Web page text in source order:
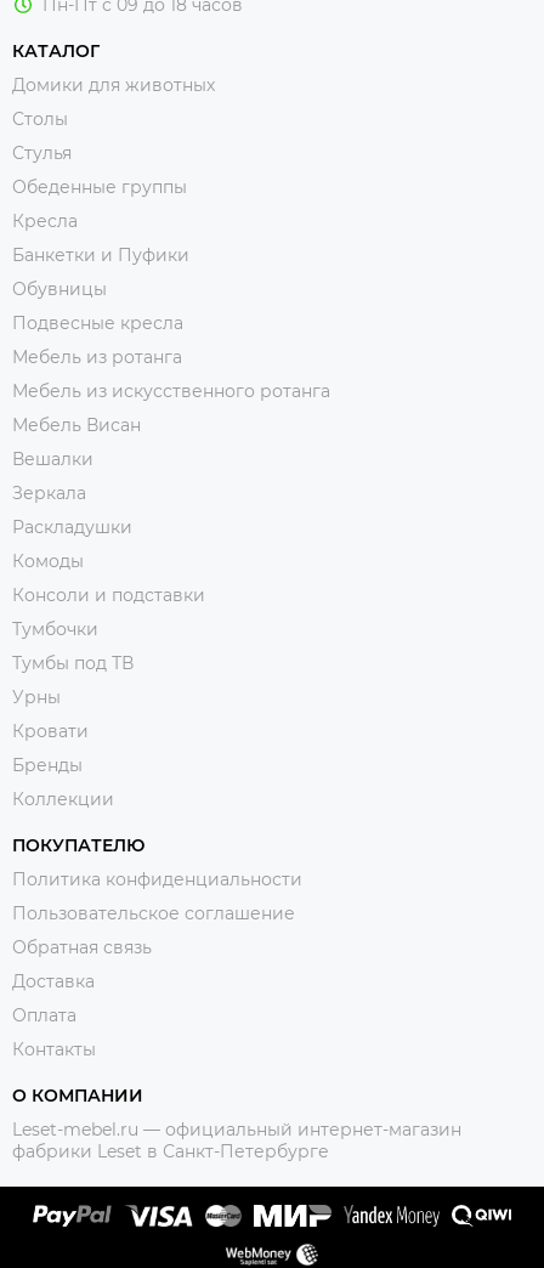
Пн-Пт с 09 до 18 часов
КАТАЛОГ
Домики для животных
Столы
Стулья
Обеденные группы
Кресла
Банкетки и Пуфики
Обувницы
Подвесные кресла
Мебель из ротанга
Мебель из искусственного ротанга
Мебель Висан
Вешалки
Зеркала
Раскладушки
Комоды
Консоли и подставки
Тумбочки
Тумбы под ТВ
Урны
Кровати
Бренды
Коллекции
ПОКУПАТЕЛЮ
Политика конфиденциальности
Пользовательское соглашение
Обратная связь
Доставка
Оплата
Контакты
О КОМПАНИИ
Leset-mebel.ru — официальный интернет-магазин
фабрики Leset в Санкт-Петербурге